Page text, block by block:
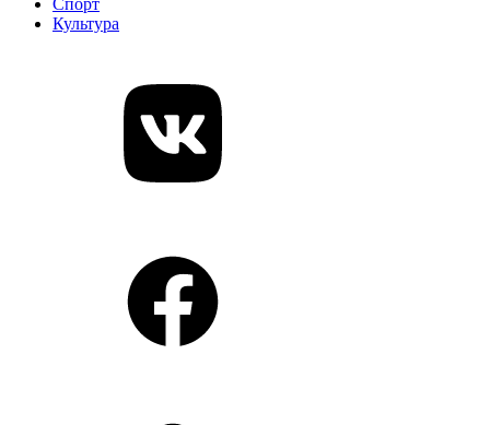
Спорт
Культура